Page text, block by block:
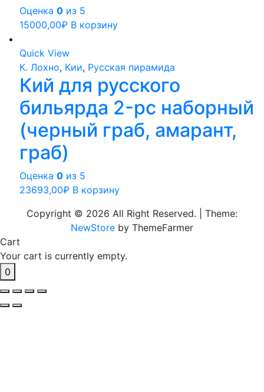
Оценка 0из 5
15000,00₽ В корзину
Quick View
К. Лохно, Кии, Русская пирамида
Кий для русского
бильярда 2-pc наборный
(черный граб, амарант,
граб)
Оценка 0из 5
23693,00₽ В корзину
Copyright © 2026 All Right Reserved.
Theme:
NewStore by ThemeFarmer
Cart
Your cart is currently empty.
0